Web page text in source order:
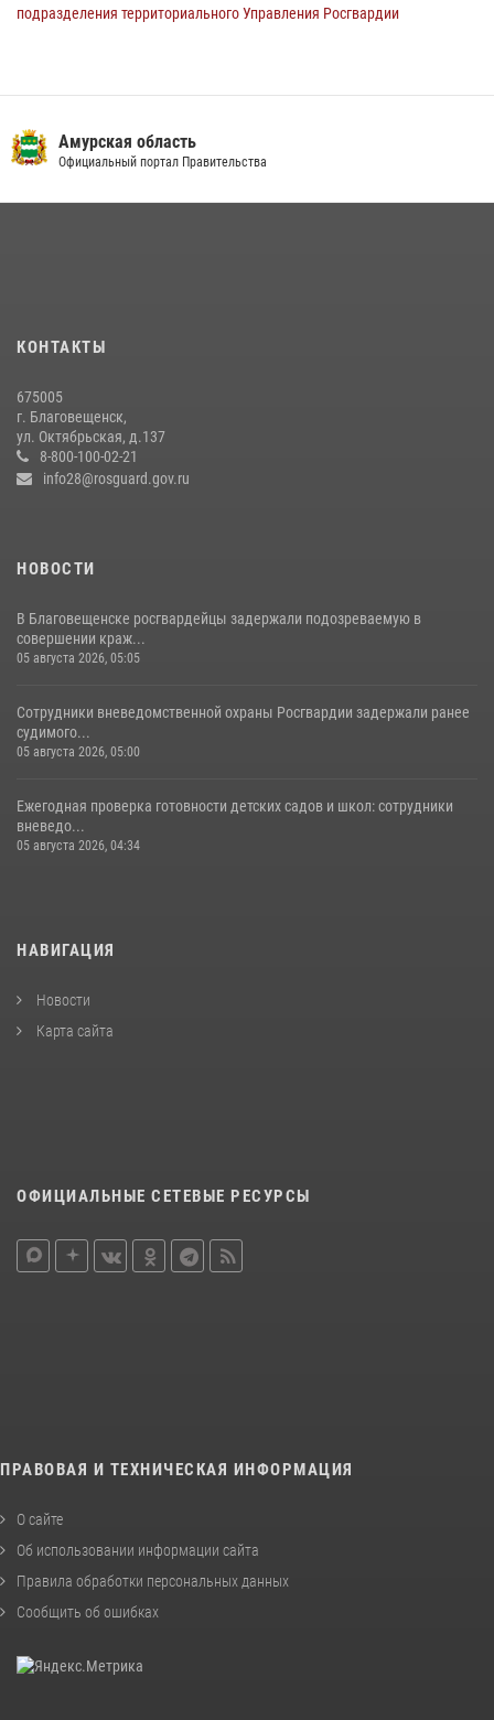
подразделения территориального Управления Росгвардии
28 июля 2026, 09:01 3
Росгвардии Амурской области в период с 20 по 26 июля 2026 года
28 июля 2026, 02:00
моноярмарке
13 июля 2026, 03:27
Амурская область
Официальный портал Правительства
КОНТАКТЫ
675005
г. Благовещенск,
ул. Октябрьская, д.137
8-800-100-02-21
info28@rosguard.gov.ru
НОВОСТИ
В Благовещенске росгвардейцы задержали подозреваемую в
совершении краж...
05 августа 2026, 05:05
Сотрудники вневедомственной охраны Росгвардии задержали ранее
судимого...
05 августа 2026, 05:00
Ежегодная проверка готовности детских садов и школ: сотрудники
вневедо...
05 августа 2026, 04:34
НАВИГАЦИЯ
Новости
Карта сайта
ОФИЦИАЛЬНЫЕ СЕТЕВЫЕ РЕСУРСЫ
ПРАВОВАЯ И ТЕХНИЧЕСКАЯ ИНФОРМАЦИЯ
О сайте
Об использовании информации сайта
Правила обработки персональных данных
Сообщить об ошибках